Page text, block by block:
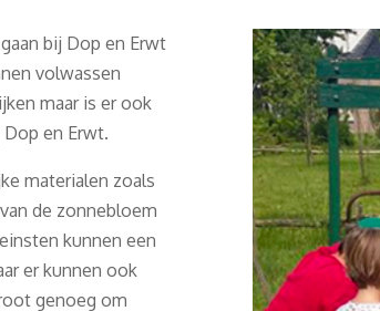
bij Dop en Erwt
volwassen
maar is er ook
en Erwt.
materialen zoals
de zonnebloem
kunnen een
er kunnen ook
genoeg om